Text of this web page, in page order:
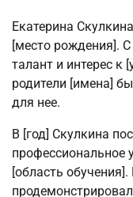
Екатерина
[место рождения].
талант и интерес к
родители [имена]
для нее.
В [год] Скулкина
профессиональное
[область